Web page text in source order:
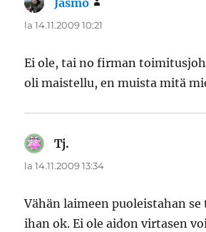
Jasmo
la 14.11.2009 10:21
Ei ole, tai no firman
oli maistellu, en muista mitä
Tj.
la 14.11.2009 13:34
Vähän laimeen puoleistahan
ihan ok. Ei ole aidon virtasen